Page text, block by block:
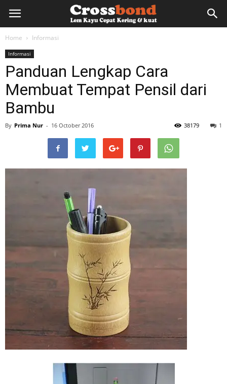
lemkayu.net
Lem
Vinyl
Home Informasi
Informasi
Panduan Lengkap Cara
Membuat Tempat Pensil dari
Bambu
By Prima Nur - 16 October 2016 1
38179